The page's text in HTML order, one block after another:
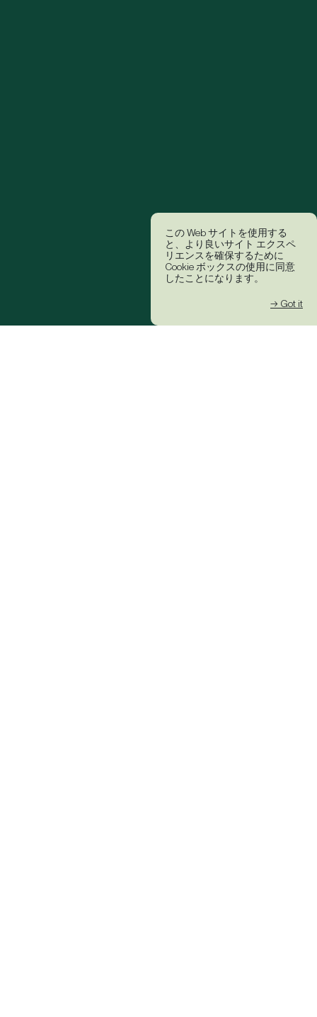
この Web サイトを使用する
と、より良いサイト エクスペ
リエンスを確保するために
Cookie ボックスの使用に同意
したことになります。
→ Got it